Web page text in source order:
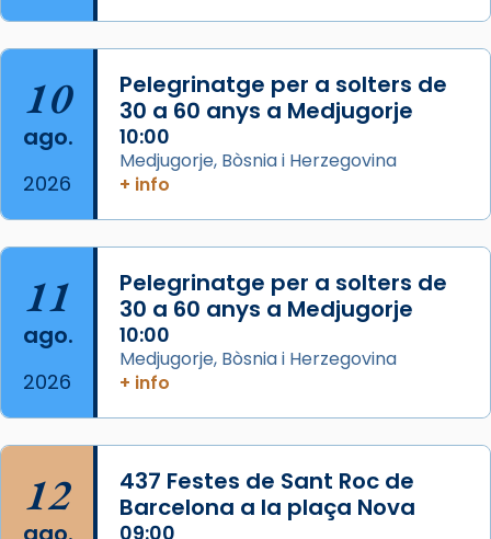
Jaume, fill de Zebedeu, és juntament amb el
seu germà Joan i Pere un dels que
acompanyava més de prop Jesús.
Segons el llibre dels Fets (12,2) fou el primer
apòstol màrtir, decapitat a Jerusalem per
Herodes Agripa (vers l'any 44).
Patró de Galícia, després de les invasions
musulmanes fou venerat com a patró dels
Regnes castellans i més tard de tota
Espanya.
View on Facebook · Share
10
ago.
2026
Pelegrinatge per a solters de
30 a 60 anys a Medjugorje
10:00
Medjugorje, Bòsnia i Herzegovina
+ info
11
ago.
2026
Pelegrinatge per a solters de
30 a 60 anys a Medjugorje
10:00
Medjugorje, Bòsnia i Herzegovina
+ info
12
437 Festes de Sant Roc de
Barcelona a la plaça Nova
09:00